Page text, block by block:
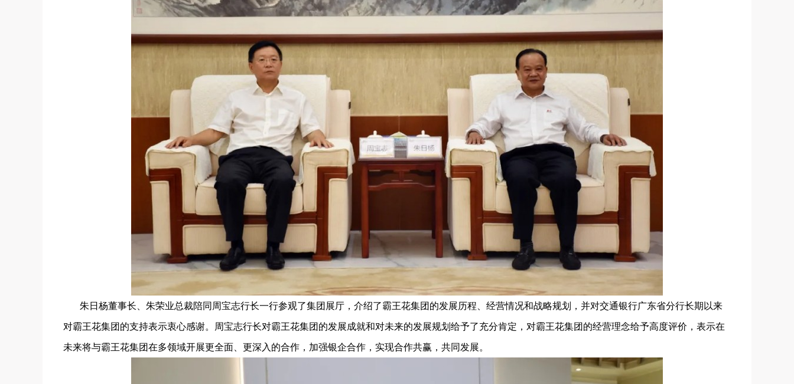
朱日杨董事长、朱荣业总裁陪同周宝志行长一行参观了集团展厅，介绍了霸王花集团的发展历程、经营情况和战略规划，并对交通银行广东省分行长期以来
对霸王花集团的支持表示衷心感谢。周宝志行长对霸王花集团的发展成就和对未来的发展规划给予了充分肯定，对霸王花集团的经营理念给予高度评价，表示在
未来将与霸王花集团在多领域开展更全面、更深入的合作，加强银企合作，实现合作共赢，共同发展。